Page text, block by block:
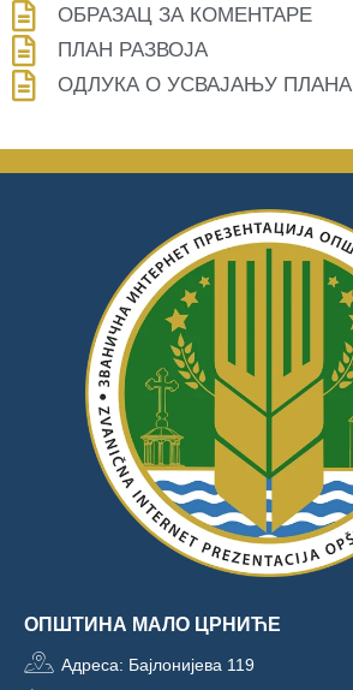
ОБРАЗАЦ ЗА КОМЕНТАРЕ
ПЛАН РАЗВОЈА
ОДЛУКА О УСВАЈАЊУ ПЛАНА
ОПШТИНА МАЛО ЦРНИЋЕ
Адреса: Бајлонијева 119